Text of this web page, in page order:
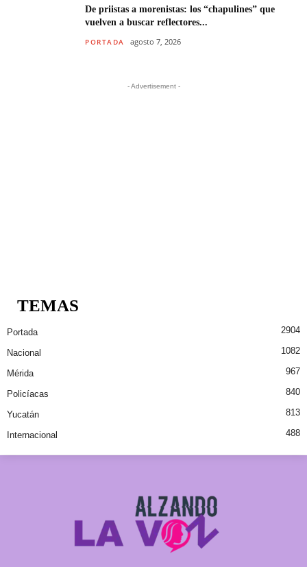
De priistas a morenistas: los “chapulines” que
vuelven a buscar reflectores...
PORTADA agosto 7, 2026
- Advertisement -
TEMAS
Portada 2904
Nacional 1082
Mérida 967
Policíacas 840
Yucatán 813
Internacional 488